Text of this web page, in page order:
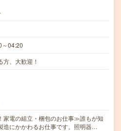
04:20
、大歓迎！
家電の組立・梱包のお仕事≫誰もが知
造にかかわるお仕事です。照明器…